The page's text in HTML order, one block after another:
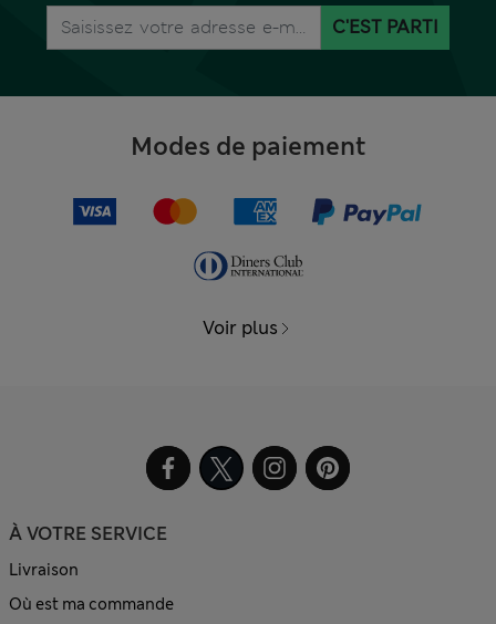
C'EST PARTI
Modes de paiement
Voir plus
À VOTRE SERVICE
Livraison
Où est ma commande